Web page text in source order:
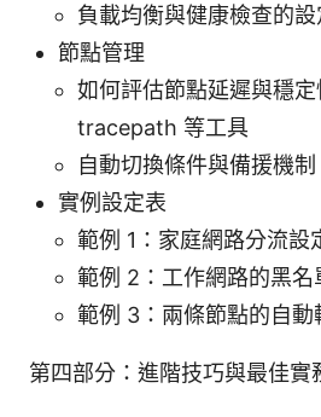
負載均衡與健康檢查的設
節點管理
如何評估節點延遲與穩定
tracepath 等工具
自動切換條件與備援機制
實例設定表
範例 1：家庭網路分流設
範例 2：工作網路的黑名
範例 3：兩條節點的自動
第四部分：進階技巧與最佳實